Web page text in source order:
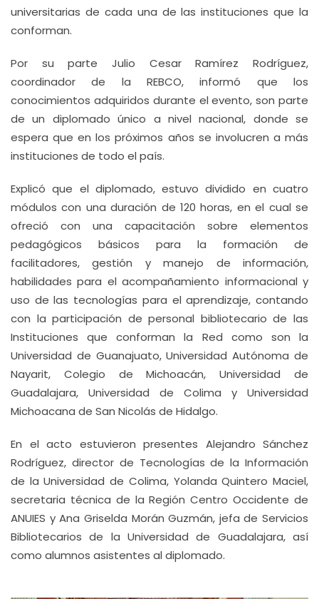
universitarias de cada una de las instituciones que la
conforman.
Por su parte Julio Cesar Ramírez Rodríguez,
coordinador de la REBCO, informó que los
conocimientos adquiridos durante el evento, son parte
de un diplomado único a nivel nacional, donde se
espera que en los próximos años se involucren a más
instituciones de todo el país.
Explicó que el diplomado, estuvo dividido en cuatro
módulos con una duración de 120 horas, en el cual se
ofreció con una capacitación sobre elementos
pedagógicos básicos para la formación de
facilitadores, gestión y manejo de información,
habilidades para el acompañamiento informacional y
uso de las tecnologías para el aprendizaje, contando
con la participación de personal bibliotecario de las
Instituciones que conforman la Red como son la
Universidad de Guanajuato, Universidad Autónoma de
Nayarit, Colegio de Michoacán, Universidad de
Guadalajara, Universidad de Colima y Universidad
Michoacana de San Nicolás de Hidalgo.
En el acto estuvieron presentes Alejandro Sánchez
Rodríguez, director de Tecnologías de la Información
de la Universidad de Colima, Yolanda Quintero Maciel,
secretaria técnica de la Región Centro Occidente de
ANUIES y Ana Griselda Morán Guzmán, jefa de Servicios
Bibliotecarios de la Universidad de Guadalajara, así
como alumnos asistentes al diplomado.